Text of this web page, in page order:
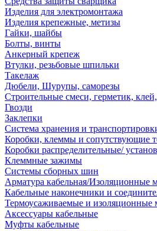
Изделия для электромонтажа
Изделия крепежные, метизы
Гайки, шайбы
Болты, винты
Анкерный крепеж
Втулки, резьбовые шпильки
Такелаж
Дюбели, Шурупы, саморезы
Строительные смеси, герметик,
Гвозди
Заклепки
Система хранения и
Коробки, клеммы и сопутствующие
Коробки распределительные/
Клеммные зажимы
Системы сборных шин
Арматура кабельная/Изоляционные
Кабельные наконечники и
Термоусаживаемые и изоляционные
Аксессуары кабельные
Муфты кабельные